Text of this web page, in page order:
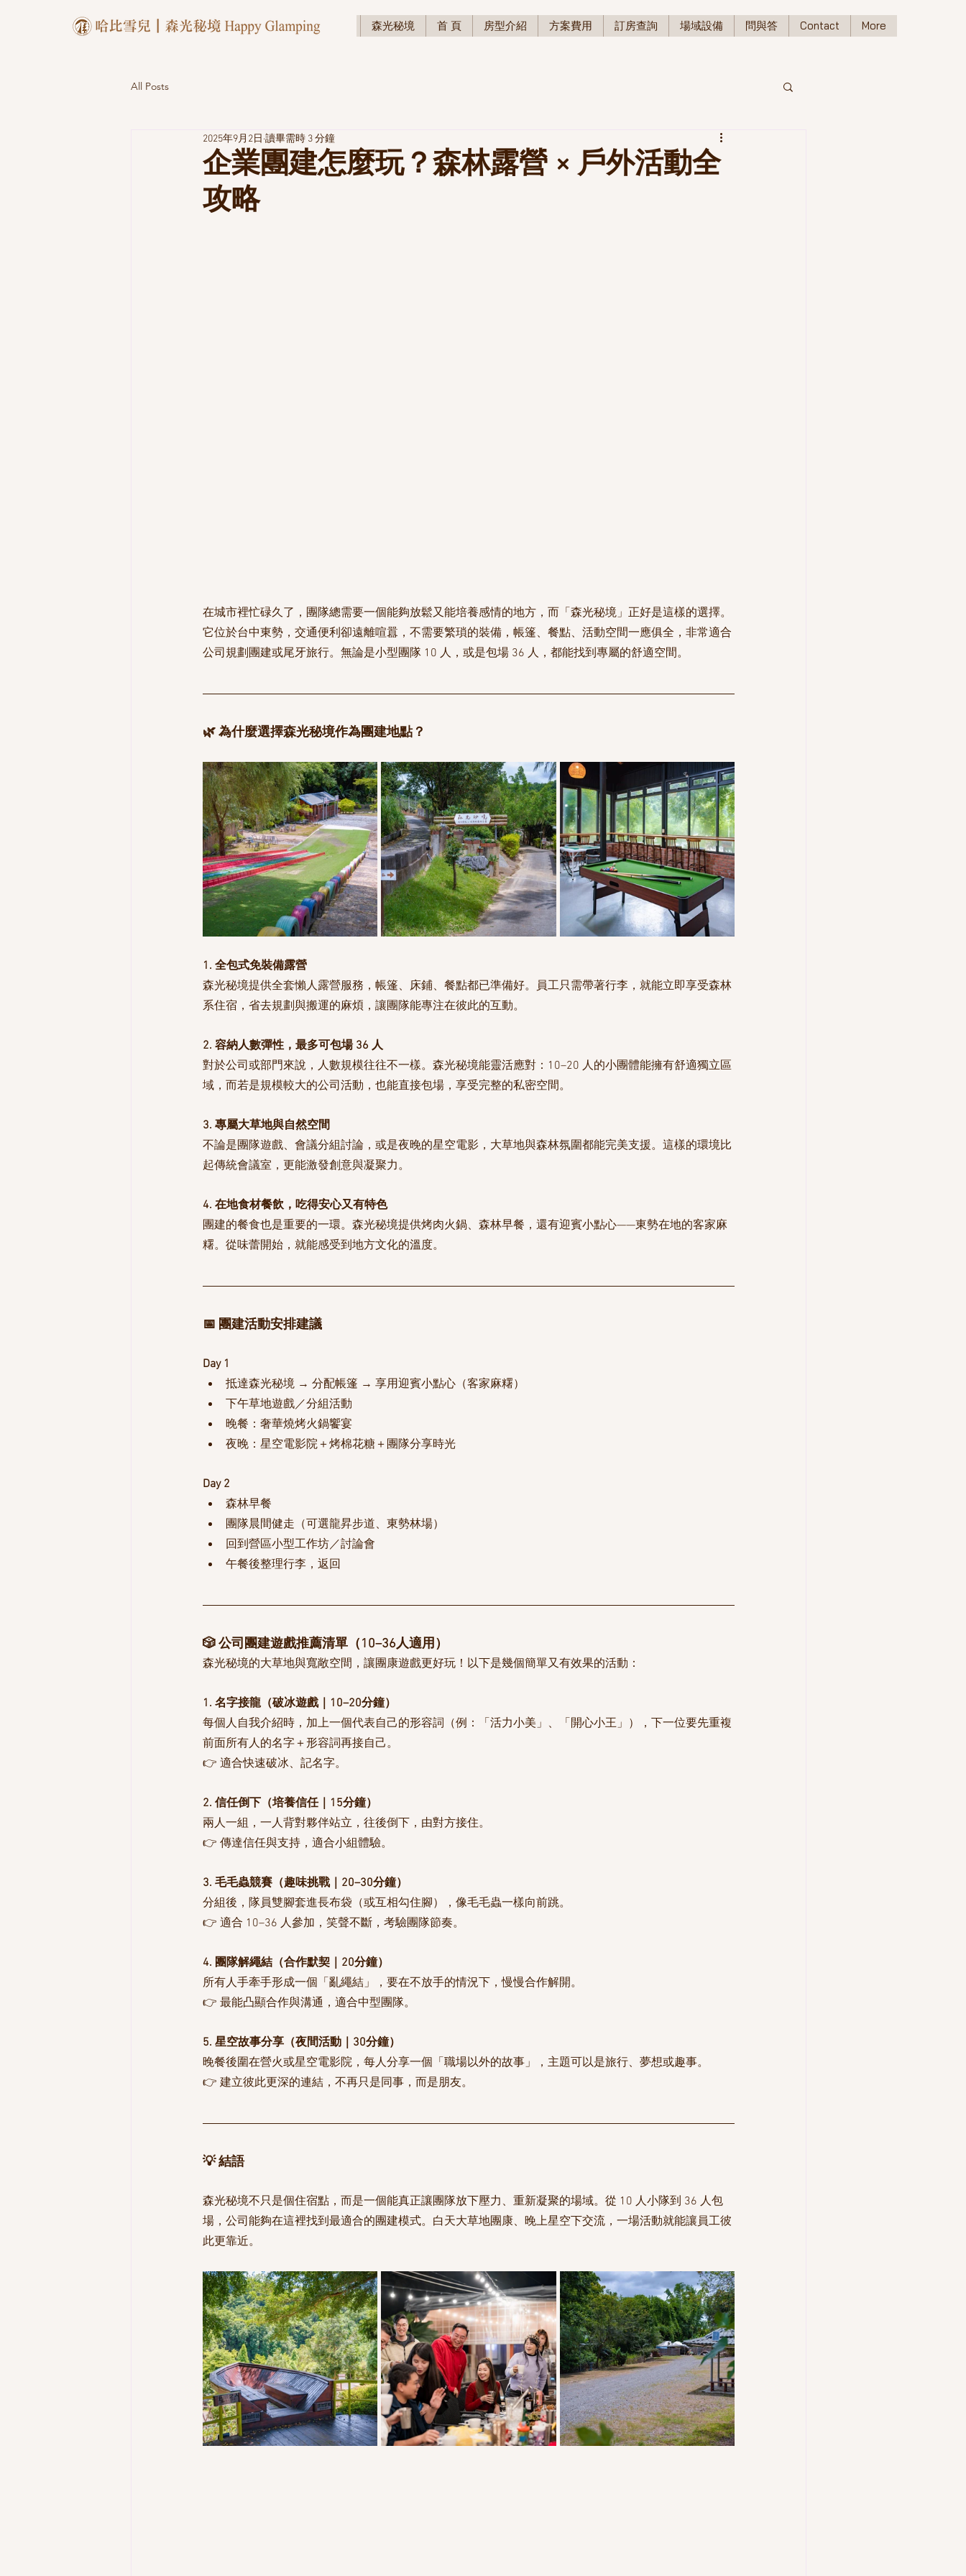
森光秘境 首 頁 房型介紹 方案費用 訂房查詢 場域設備 問與答 Contact More
All Posts
企業團建怎麼玩？森林露營 × 戶外活動全
攻略
2025年9月2日 讀畢需時 3 分鐘
在城市裡忙碌久了，團隊總需要一個能夠放鬆又能培養感情的地方，而「森光秘境」正好是這樣的選擇。
它位於台中東勢，交通便利卻遠離喧囂，不需要繁瑣的裝備，帳篷、餐點、活動空間一應俱全，非常適合
公司規劃團建或尾牙旅行。無論是小型團隊 10 人，或是包場 36 人，都能找到專屬的舒適空間。
🌿 為什麼選擇森光秘境作為團建地點？
1. 全包式免裝備露營
森光秘境提供全套懶人露營服務，帳篷、床鋪、餐點都已準備好。員工只需帶著行李，就能立即享受森林
系住宿，省去規劃與搬運的麻煩，讓團隊能專注在彼此的互動。
2. 容納人數彈性，最多可包場 36 人
對於公司或部門來說，人數規模往往不一樣。森光秘境能靈活應對：10–20 人的小團體能擁有舒適獨立區
域，而若是規模較大的公司活動，也能直接包場，享受完整的私密空間。
3. 專屬大草地與自然空間
不論是團隊遊戲、會議分組討論，或是夜晚的星空電影，大草地與森林氛圍都能完美支援。這樣的環境比
起傳統會議室，更能激發創意與凝聚力。
4. 在地食材餐飲，吃得安心又有特色
團建的餐食也是重要的一環。森光秘境提供烤肉火鍋、森林早餐，還有迎賓小點心——東勢在地的客家麻
糬。從味蕾開始，就能感受到地方文化的溫度。
📅 團建活動安排建議
Day 1
抵達森光秘境 → 分配帳篷 → 享用迎賓小點心（客家麻糬）
下午草地遊戲／分組活動
晚餐：奢華燒烤火鍋饗宴
夜晚：星空電影院＋烤棉花糖＋團隊分享時光
Day 2
森林早餐
團隊晨間健走（可選龍昇步道、東勢林場）
回到營區小型工作坊／討論會
午餐後整理行李，返回
🎲 公司團建遊戲推薦清單（10–36人適用）
森光秘境的大草地與寬敞空間，讓團康遊戲更好玩！以下是幾個簡單又有效果的活動：
1. 名字接龍（破冰遊戲｜10–20分鐘）
每個人自我介紹時，加上一個代表自己的形容詞（例：「活力小美」、「開心小王」），下一位要先重複
前面所有人的名字＋形容詞再接自己。
👉 適合快速破冰、記名字。
2. 信任倒下（培養信任｜15分鐘）
兩人一組，一人背對夥伴站立，往後倒下，由對方接住。
👉 傳達信任與支持，適合小組體驗。
3. 毛毛蟲競賽（趣味挑戰｜20–30分鐘）
分組後，隊員雙腳套進長布袋（或互相勾住腳），像毛毛蟲一樣向前跳。
👉 適合 10–36 人參加，笑聲不斷，考驗團隊節奏。
4. 團隊解繩結（合作默契｜20分鐘）
所有人手牽手形成一個「亂繩結」，要在不放手的情況下，慢慢合作解開。
👉 最能凸顯合作與溝通，適合中型團隊。
5. 星空故事分享（夜間活動｜30分鐘）
晚餐後圍在營火或星空電影院，每人分享一個「職場以外的故事」，主題可以是旅行、夢想或趣事。
👉 建立彼此更深的連結，不再只是同事，而是朋友。
💡 結語
森光秘境不只是個住宿點，而是一個能真正讓團隊放下壓力、重新凝聚的場域。從 10 人小隊到 36 人包
場，公司能夠在這裡找到最適合的團建模式。白天大草地團康、晚上星空下交流，一場活動就能讓員工彼
此更靠近。